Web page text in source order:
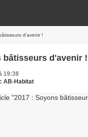
d'avenir !
bâtisseurs d'avenir !
19:38
AB-Habitat